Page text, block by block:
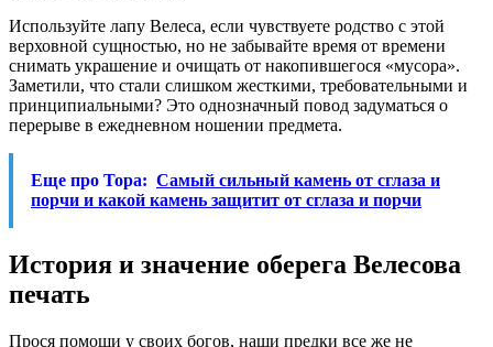
Используйте лапу Велеса, если чувствуете родство с этой
верховной сущностью, но не забывайте время от времени
снимать украшение и очищать от накопившегося «мусора».
Заметили, что стали слишком жесткими, требовательными и
принципиальными? Это однозначный повод задуматься о
перерыве в ежедневном ношении предмета.
Еще про Тора: Самый сильный камень от сглаза и
порчи и какой камень защитит от сглаза и порчи
История и значение оберега Велесова
печать
Прося помощи у своих богов, наши предки все же не